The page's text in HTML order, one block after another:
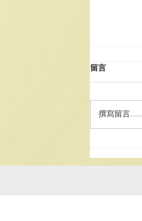
比賽
留言
撰寫留言......